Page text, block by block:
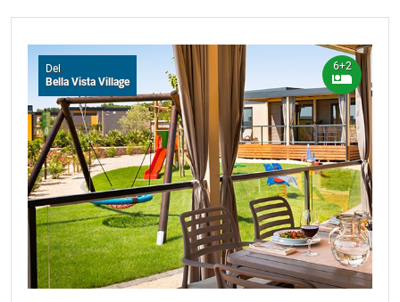
Del
Bella Vista Village
6+2